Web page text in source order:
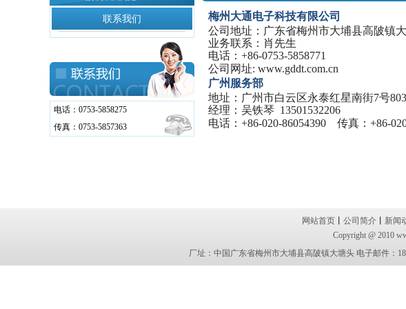
联系我们
电话：0753-5858275
传真：0753-5857363
梅州大通电子科技有限公司
公司地址：广东省梅州市大埔县高陂镇
业务联系：肖先生
电话： +86-0753-5858771
公司网址: www.gddt.com.cn
广州服务部
地址：广州市白云区永泰红星南街7号
经理：吴铁琴 13501532206
电话： +86-020-86054390 传真： +86-
网站首页 公司简介 新闻
Copyright @ 2010
厂址：中国广东省梅州市大埔县高陂镇大塘头 电子邮件：